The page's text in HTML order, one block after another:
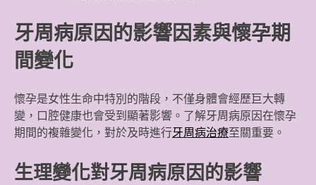
牙周病原因的影響因素與懷孕期
間變化
懷孕是女性生命中特別的階段，不僅身體會經歷巨大轉
變，口腔健康也會受到顯著影響。了解牙周病原因在懷孕
期間的複雜變化，對於及時進行牙周病治療至關重要。
生理變化對牙周病原因的影響